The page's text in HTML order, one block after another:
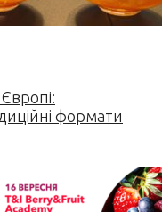
формати